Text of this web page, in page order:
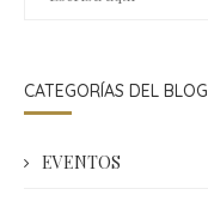
CATEGORÍAS DEL BLOG
EVENTOS